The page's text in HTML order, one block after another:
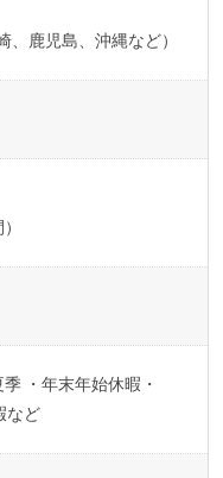
鹿児島、沖縄など）
・年末年始休暇・
など